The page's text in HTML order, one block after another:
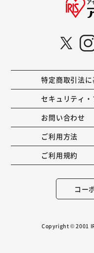
特定商取引法
セキュリティ
お問い合わせ
ご利用方法
ご利用規約
コー
Copyright © 2001